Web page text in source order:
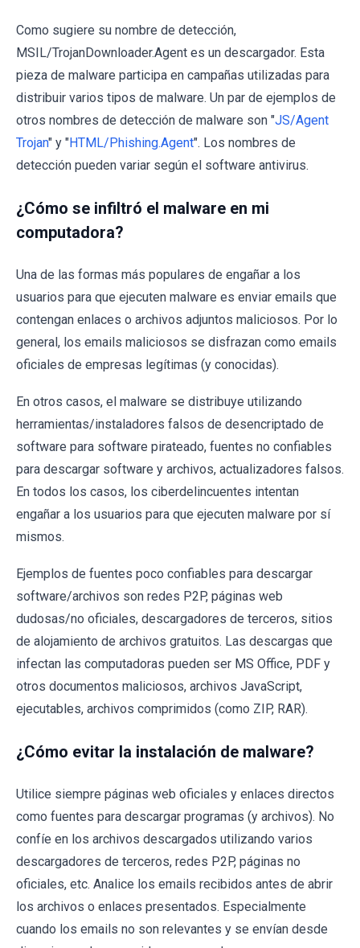
Como sugiere su nombre de detección,
MSIL/TrojanDownloader.Agent es un descargador. Esta
pieza de malware participa en campañas utilizadas para
distribuir varios tipos de malware. Un par de ejemplos de
otros nombres de detección de malware son "JS/Agent
Trojan" y "HTML/Phishing.Agent". Los nombres de
detección pueden variar según el software antivirus.
¿Cómo se infiltró el malware en mi
computadora?
Una de las formas más populares de engañar a los
usuarios para que ejecuten malware es enviar emails que
contengan enlaces o archivos adjuntos maliciosos. Por lo
general, los emails maliciosos se disfrazan como emails
oficiales de empresas legítimas (y conocidas).
En otros casos, el malware se distribuye utilizando
herramientas/instaladores falsos de desencriptado de
software para software pirateado, fuentes no confiables
para descargar software y archivos, actualizadores falsos.
En todos los casos, los ciberdelincuentes intentan
engañar a los usuarios para que ejecuten malware por sí
mismos.
Ejemplos de fuentes poco confiables para descargar
software/archivos son redes P2P, páginas web
dudosas/no oficiales, descargadores de terceros, sitios
de alojamiento de archivos gratuitos. Las descargas que
infectan las computadoras pueden ser MS Office, PDF y
otros documentos maliciosos, archivos JavaScript,
ejecutables, archivos comprimidos (como ZIP, RAR).
¿Cómo evitar la instalación de malware?
Utilice siempre páginas web oficiales y enlaces directos
como fuentes para descargar programas (y archivos). No
confíe en los archivos descargados utilizando varios
descargadores de terceros, redes P2P, páginas no
oficiales, etc. Analice los emails recibidos antes de abrir
los archivos o enlaces presentados. Especialmente
cuando los emails no son relevantes y se envían desde